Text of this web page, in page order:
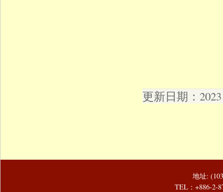
更新日期：
地址:
TEL：+886-2-